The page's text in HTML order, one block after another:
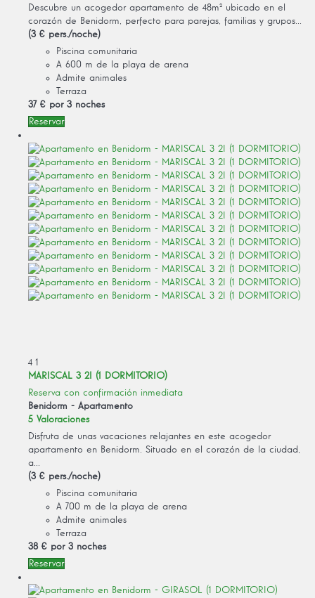
Descubre un acogedor apartamento de 48m² ubicado en el
corazón de Benidorm, perfecto para parejas, familias y grupos...
(3 € pers./noche)
Piscina comunitaria
A 600 m de la playa de arena
Admite animales
Terraza
37 € por 3 noches
Reservar
4 1
MARISCAL 3 2I (1 DORMITORIO)
Reserva con confirmación inmediata
Benidorm - Apartamento
5 Valoraciones
Disfruta de unas vacaciones relajantes en este acogedor
apartamento en Benidorm. Situado en el corazón de la ciudad,
a...
(3 € pers./noche)
Piscina comunitaria
A 700 m de la playa de arena
Admite animales
Terraza
38 € por 3 noches
Reservar